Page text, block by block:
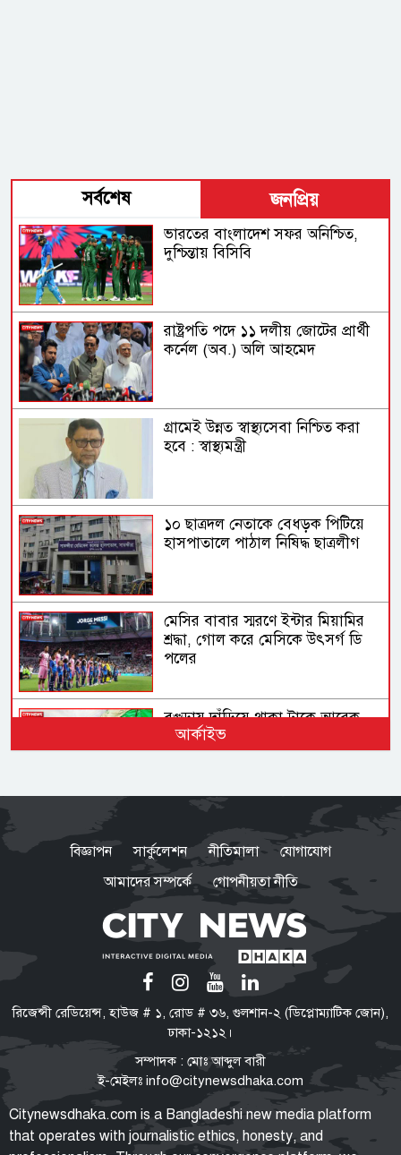
সর্বশেষ জনপ্রিয়
ভারতের বাংলাদেশ সফর অনিশ্চিত,
দুশ্চিন্তায় বিসিবি
রাষ্ট্রপতি পদে ১১ দলীয় জোটের প্রার্থী
কর্নেল (অব.) অলি আহমেদ
গ্রামেই উন্নত স্বাস্থ্যসেবা নিশ্চিত করা
হবে : স্বাস্থ্যমন্ত্রী
১০ ছাত্রদল নেতাকে বেধড়ক পিটিয়ে
হাসপাতালে পাঠাল নিষিদ্ধ ছাত্রলীগ
মেসির বাবার স্মরণে ইন্টার মিয়ামির
শ্রদ্ধা, গোল করে মেসিকে উৎসর্গ ডি
পলের
বগুড়ায় দাঁড়িয়ে থাকা ট্রাকে আরেক
ট্রাকের ধাক্কা, নিহত ৩
হরমুজ খুলতে যুক্তরাষ্ট্রকে যেসব শর্ত
দিল ইরান
কক্সবাজারের মাতারবাড়ি পৌঁছেছেন
প্রধানমন্ত্রী তারেক রহমান
নির্বাহী পরিষদের বৈঠক
তারপরও জামায়াত রাষ্ট্রপতি নির্বাচনে
প্রার্থী দেবে, প্রার্থী চূড়ান্ত
আর্কাইভ
বিজ্ঞাপন সার্কুলেশন নীতিমালা
যোগাযোগ
আমাদের সম্পর্কে
গোপনীয়তা নীতি
রিজেন্সী রেডিয়েন্স, হাউজ # ১, রোড # ৩৬, গুলশান-২ (ডিপ্লোম্যাটিক জোন),
ঢাকা-১২১২।
সম্পাদক : মোঃ আব্দুল বারী
ই-মেইলঃ info@citynewsdhaka.com
Citynewsdhaka.com is a Bangladeshi new media platform
that operates with journalistic ethics, honesty, and